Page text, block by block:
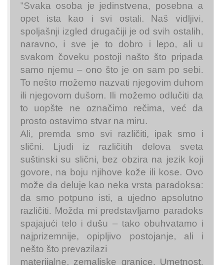
"Svaka osoba je jedinstvena, posebna a
opet ista kao i svi ostali. Naš vidljivi,
spoljašnji izgled drugačiji je od svih ostalih,
naravno, i sve je to dobro i lepo, ali u
svakom čoveku postoji našto što pripada
samo njemu ‒ ono što je on sam po sebi.
To nešto možemo nazvati njegovim duhom
ili njegovom dušom. Ili možemo odlučiti da
to uopšte ne označimo rečima, već da
prosto ostavimo stvar na miru.
Ali, premda smo svi različiti, ipak smo i
slični. Ljudi iz različitih delova sveta
suštinski su slični, bez obzira na jezik koji
govore, na boju njihove kože ili kose. Ovo
može da deluje kao neka vrsta paradoksa:
da smo potpuno isti, a ujedno apsolutno
različiti. Možda mi predstavljamo paradoks
spajajući telo i dušu ‒ tako obuhvatamo i
najprizemnije, opipljivo postojanje, ali i
nešto što prevazilazi
materijalne, zemaljske granice. Umetnost,